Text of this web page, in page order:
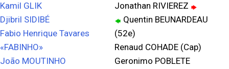
Kamil GLIK
Djibril SIDIBÉ
Fabio Henrique Tavares
«FABINHO»
João MOUTINHO
Jonathan RIVIEREZ
Quentin BEUNARDEAU
(52e)
Renaud COHADE (Cap)
Geronimo POBLETE